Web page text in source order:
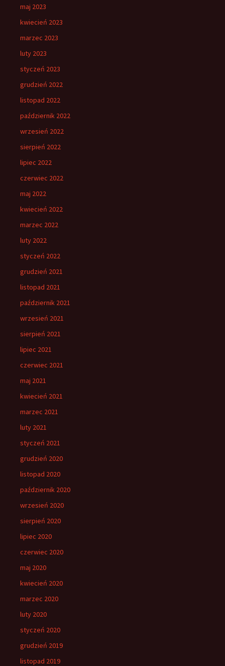
maj 2023
kwiecień 2023
marzec 2023
luty 2023
styczeń 2023
grudzień 2022
listopad 2022
październik 2022
wrzesień 2022
sierpień 2022
lipiec 2022
czerwiec 2022
maj 2022
kwiecień 2022
marzec 2022
luty 2022
styczeń 2022
grudzień 2021
listopad 2021
październik 2021
wrzesień 2021
sierpień 2021
lipiec 2021
czerwiec 2021
maj 2021
kwiecień 2021
marzec 2021
luty 2021
styczeń 2021
grudzień 2020
listopad 2020
październik 2020
wrzesień 2020
sierpień 2020
lipiec 2020
czerwiec 2020
maj 2020
kwiecień 2020
marzec 2020
luty 2020
styczeń 2020
grudzień 2019
listopad 2019